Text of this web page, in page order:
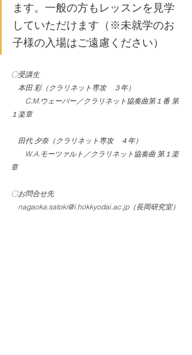
ます。一般の方もレッスンを見学
していただけます（※未就学のお
子様の入場はご遠慮ください）
〇受講生
本田 彩（クラリネット専攻　３年）
C.M.ウェーバー／クラリネット協奏曲第１番 第
１楽章
田代 夕奈（クラリネット専攻　４年）
W.A.モーツァルト／クラリネット協奏曲 第１楽
章
〇お問合せ先
nagaoka.satoki@i.hokkyodai.ac.jp（長岡研究室）